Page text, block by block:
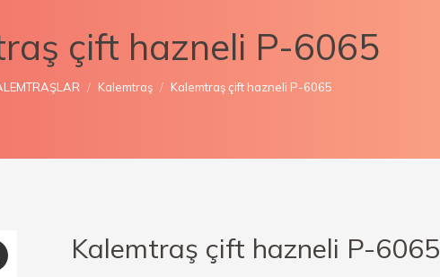
çift hazneli P-6065
Kalemtraş Kalemtraş çift hazneli P-6065
Kalemtraş çift hazneli P-6065